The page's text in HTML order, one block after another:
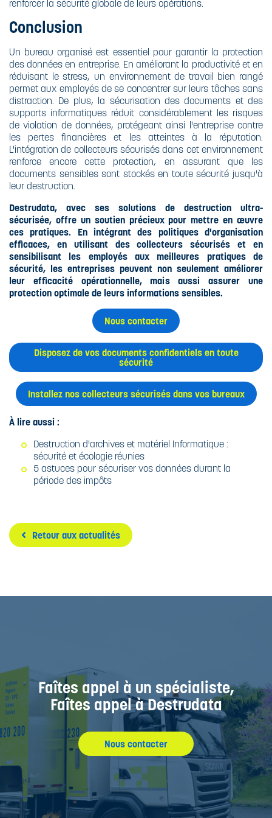
renforcer la sécurité globale de leurs opérations.
Conclusion
Un bureau organisé est essentiel pour garantir la protection
des données en entreprise. En améliorant la productivité et en
réduisant le stress, un environnement de travail bien rangé
permet aux employés de se concentrer sur leurs tâches sans
distraction. De plus, la sécurisation des documents et des
supports informatiques réduit considérablement les risques
de violation de données, protégeant ainsi l'entreprise contre
les pertes financières et les atteintes à la réputation.
L'intégration de collecteurs sécurisés dans cet environnement
renforce encore cette protection, en assurant que les
documents sensibles sont stockés en toute sécurité jusqu'à
leur destruction.
Destrudata, avec ses solutions de destruction ultra-
sécurisée, offre un soutien précieux pour mettre en œuvre
ces pratiques. En intégrant des politiques d'organisation
efficaces, en utilisant des collecteurs sécurisés et en
sensibilisant les employés aux meilleures pratiques de
sécurité, les entreprises peuvent non seulement améliorer
leur efficacité opérationnelle, mais aussi assurer une
protection optimale de leurs informations sensibles.
Nous contacter
Disposez de vos documents confidentiels en toute
sécurité
Installez nos collecteurs sécurisés dans vos bureaux
À lire aussi :
Destruction d'archives et matériel Informatique :
sécurité et écologie réunies
5 astuces pour sécuriser vos données durant la
période des impôts
Retour aux actualités
Faîtes appel à un spécialiste,
Faîtes appel à Destrudata
Nous contacter